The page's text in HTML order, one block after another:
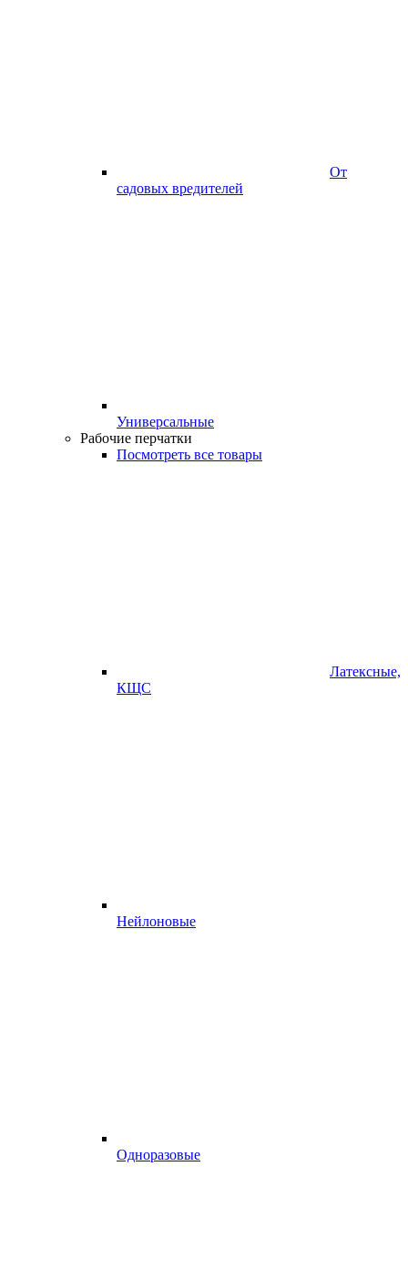
От
садовых вредителей
Универсальные
Рабочие перчатки
Посмотреть все товары
Латексные,
КЩС
Нейлоновые
Одноразовые